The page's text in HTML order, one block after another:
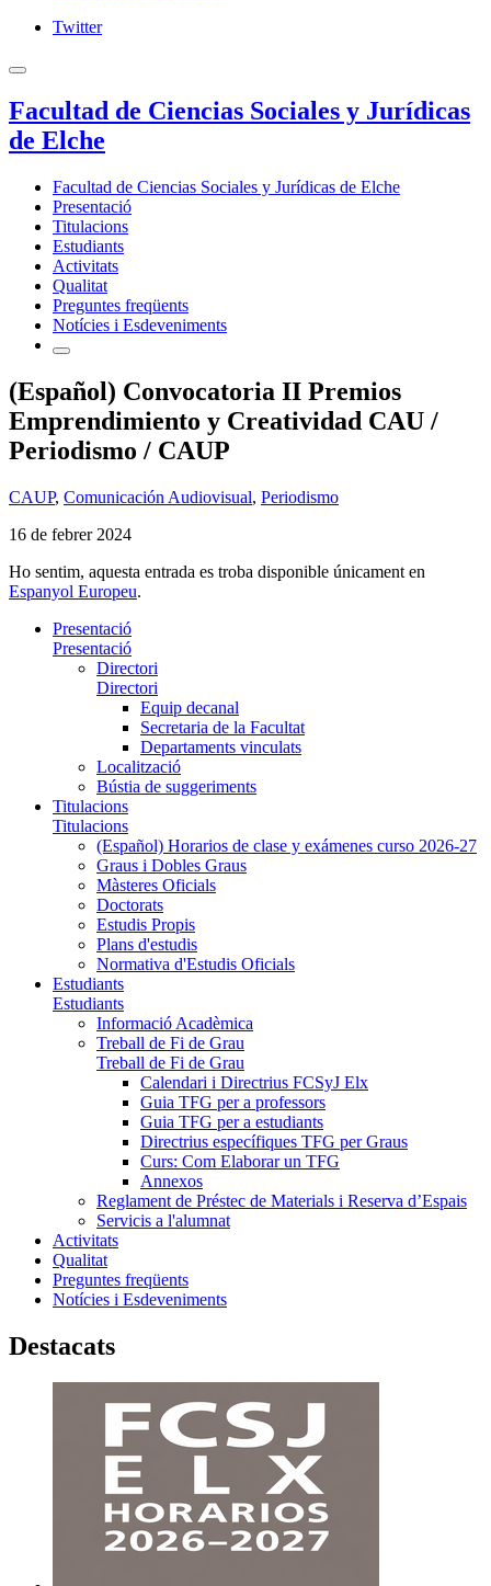
Twitter
Facultad de Ciencias Sociales y Jurídicas
de Elche
Facultad de Ciencias Sociales y Jurídicas de Elche
Presentació
Titulacions
Estudiants
Activitats
Qualitat
Preguntes freqüents
Notícies i Esdeveniments
(Español) Convocatoria II Premios
Emprendimiento y Creatividad CAU /
Periodismo / CAUP
CAUP, Comunicación Audiovisual, Periodismo
16 de febrer 2024
Ho sentim, aquesta entrada es troba disponible únicament en
Espanyol Europeu.
Presentació
Presentació
Directori
Directori
Equip decanal
Secretaria de la Facultat
Departaments vinculats
Localització
Bústia de suggeriments
Titulacions
Titulacions
(Español) Horarios de clase y exámenes curso 2026-27
Graus i Dobles Graus
Màsteres Oficials
Doctorats
Estudis Propis
Plans d'estudis
Normativa d'Estudis Oficials
Estudiants
Estudiants
Informació Acadèmica
Treball de Fi de Grau
Treball de Fi de Grau
Calendari i Directrius FCSyJ Elx
Guia TFG per a professors
Guia TFG per a estudiants
Directrius específiques TFG per Graus
Curs: Com Elaborar un TFG
Annexos
Reglament de Préstec de Materials i Reserva d’Espais
Servicis a l'alumnat
Activitats
Qualitat
Preguntes freqüents
Notícies i Esdeveniments
Destacats